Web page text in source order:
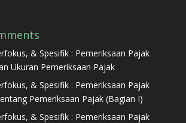
& Spesifik : Pemeriksaan Pajak
Ukuran Pemeriksaan Pajak
& Spesifik : Pemeriksaan Pajak
Pemeriksaan Pajak (Bagian I)
& Spesifik : Pemeriksaan Pajak